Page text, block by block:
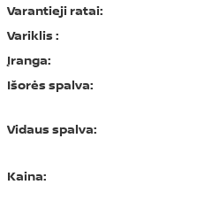
Varantieji ratai:
Variklis :
Įranga:
Išorės spalva:
Vidaus spalva:
Kaina: